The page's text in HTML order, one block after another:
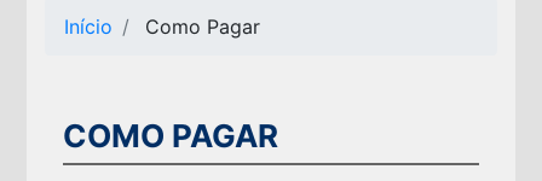
Início Como Pagar
COMO PAGAR